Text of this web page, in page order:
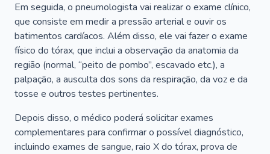
Em seguida, o pneumologista vai realizar o exame clínico,
que consiste em medir a pressão arterial e ouvir os
batimentos cardíacos. Além disso, ele vai fazer o exame
físico do tórax, que inclui a observação da anatomia da
região (normal, “peito de pombo”, escavado etc.), a
palpação, a ausculta dos sons da respiração, da voz e da
tosse e outros testes pertinentes.
Depois disso, o médico poderá solicitar exames
complementares para confirmar o possível diagnóstico,
incluindo exames de sangue, raio X do tórax, prova de